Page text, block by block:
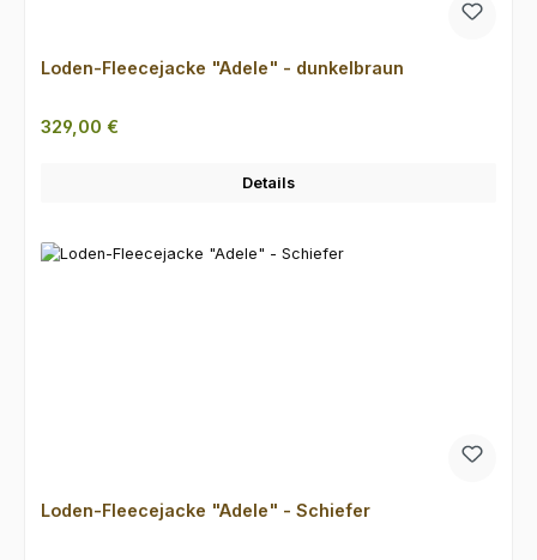
Loden-Fleecejacke "Adele" - dunkelbraun
Regulärer Preis:
329,00 €
Details
Loden-Fleecejacke "Adele" - Schiefer